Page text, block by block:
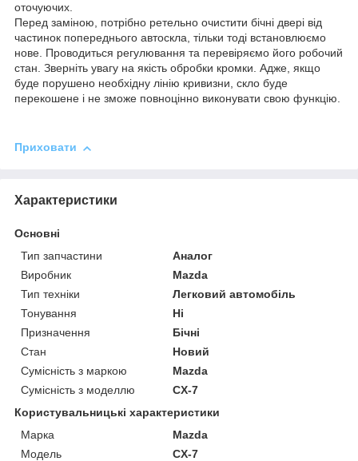
оточуючих.
Перед заміною, потрібно ретельно очистити бічні двері від
частинок попереднього автоскла, тільки тоді встановлюємо
нове. Проводиться регулювання та перевіряємо його робочий
стан. Зверніть увагу на якість обробки кромки. Адже, якщо
буде порушено необхідну лінію кривизни, скло буде
перекошене і не зможе повноцінно виконувати свою функцію.
Приховати
Характеристики
Основні
Тип запчастини
Аналог
Виробник
Mazda
Тип техніки
Легковий автомобіль
Тонування
Ні
Призначення
Бічні
Стан
Новий
Сумісність з маркою
Mazda
Сумісність з моделлю
CX-7
Користувальницькі характеристики
Марка
Mazda
Модель
CX-7